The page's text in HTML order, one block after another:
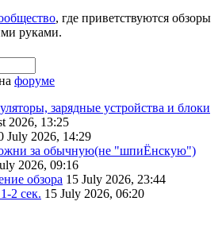
, где приветствуются обзоры
руками.
форуме
зарядные устройства и блоки
2026, 13:25
July 2026, 14:29
за обычную(не "шпиЁнскую")
2026, 09:16
обзора 15 July 2026, 23:44
2 сек. 15 July 2026, 06:20